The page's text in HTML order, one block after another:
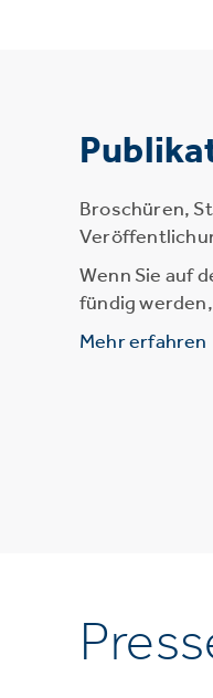
Broschüren,
Wenn Sie auf
fündig
Mehr erfahren